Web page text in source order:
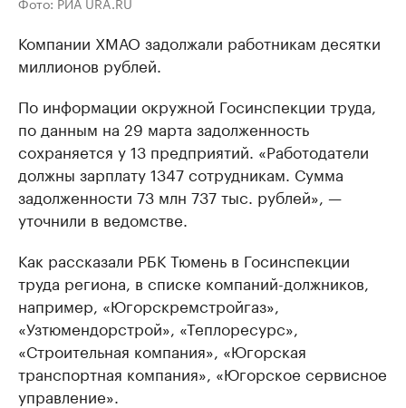
Компании ХМАО задолжали работникам десятки
миллионов рублей.
По информации окружной Госинспекции труда,
по данным на 29 марта задолженность
сохраняется у 13 предприятий. «Работодатели
должны зарплату 1347 сотрудникам. Сумма
задолженности 73 млн 737 тыс. рублей», —
уточнили в ведомстве.
Как рассказали РБК Тюмень в Госинспекции
труда региона, в списке компаний-должников,
например, «Югорскремстройгаз»,
«Узтюмендорстрой», «Теплоресурс»,
«Строительная компания», «Югорская
транспортная компания», «Югорское сервисное
управление».